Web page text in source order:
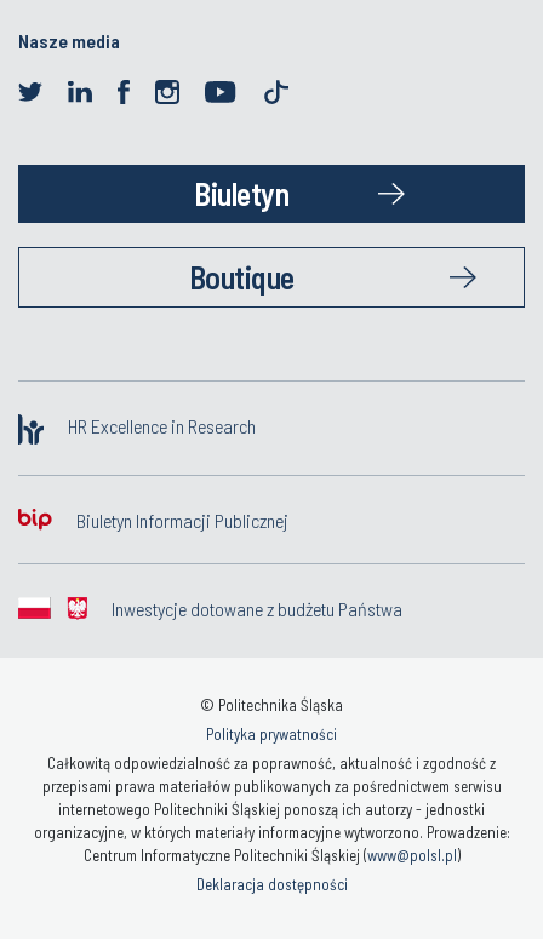
Nasze media
Biuletyn
Boutique
HR Excellence in Research
Biuletyn Informacji Publicznej
Inwestycje dotowane z budżetu Państwa
© Politechnika Śląska
Polityka prywatności
Całkowitą odpowiedzialność za poprawność, aktualność i zgodność z
przepisami prawa materiałów publikowanych za pośrednictwem serwisu
internetowego Politechniki Śląskiej ponoszą ich autorzy - jednostki
organizacyjne, w których materiały informacyjne wytworzono. Prowadzenie:
Centrum Informatyczne Politechniki Śląskiej (www@polsl.pl)
Deklaracja dostępności